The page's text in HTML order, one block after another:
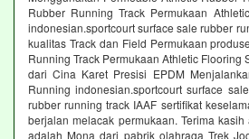
Rubber Running Track Permukaan
indonesian.sportcourt surface sale rubber
kualitas Track dan Field Permukaan
Running Track Permukaan Athletic Flooring
dari Cina Karet Presisi EPDM
Running indonesian.sportcourt surface
rubber running track IAAF sertifikat
berjalan melacak permukaan. Terima
adalah Mona dari pabrik olahraga Trek